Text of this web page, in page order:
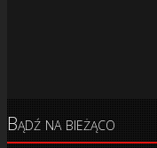
Bądź na bieżąco